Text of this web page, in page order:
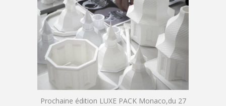
Prochaine édition LUXE PACK Monaco,du 27